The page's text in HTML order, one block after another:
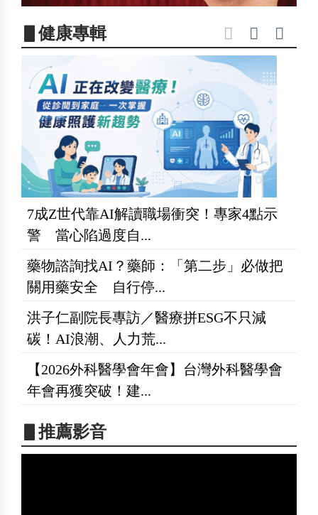
▋健康專輯
7成Z世代靠AI解讀職場衝突！專家4點示
警 當心陷過度自...
藥物諮詢找AI？藥師：「第二步」必做把
關用藥安全 自行停...
洪子仁副院長專訪／醫療拼ESG不只減
碳！AI浪潮、人力荒...
【2026外科醫學會年會】台灣外科醫學會
年會再獲突破！建...
▋推薦影音